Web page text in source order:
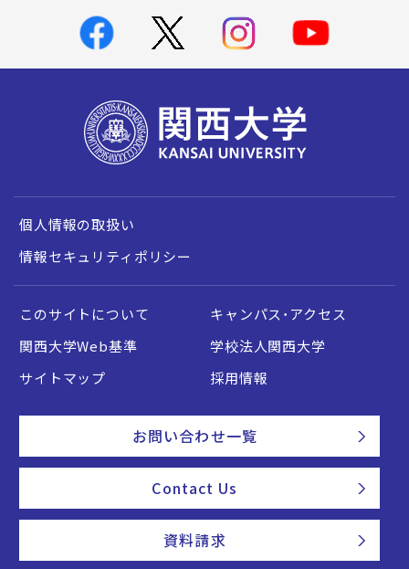
個人情報の取扱い
情報セキュリティポリシー
このサイトについて
キャンパス・アクセス
関西大学Web基準
学校法人関西大学
サイトマップ
採用情報
お問い合わせ一覧
Contact Us
資料請求